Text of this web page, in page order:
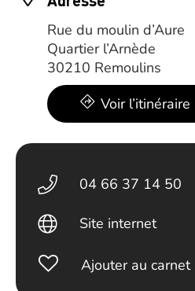
Rue du moulin d’Aure
Quartier l’Arnède
30210 Remoulins
Voir l’itinéraire
04 66 37 14 50
Site internet
Ajouter au carnet